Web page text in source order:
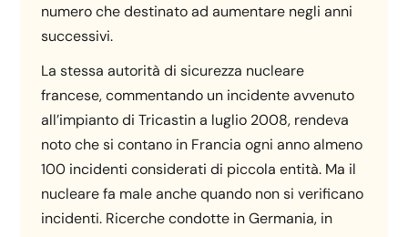
numero che destinato ad aumentare negli anni
successivi.
La stessa autorità di sicurezza nucleare
francese, commentando un incidente avvenuto
all’impianto di Tricastin a luglio 2008, rendeva
noto che si contano in Francia ogni anno almeno
100 incidenti considerati di piccola entità. Ma il
nucleare fa male anche quando non si verificano
incidenti. Ricerche condotte in Germania, in